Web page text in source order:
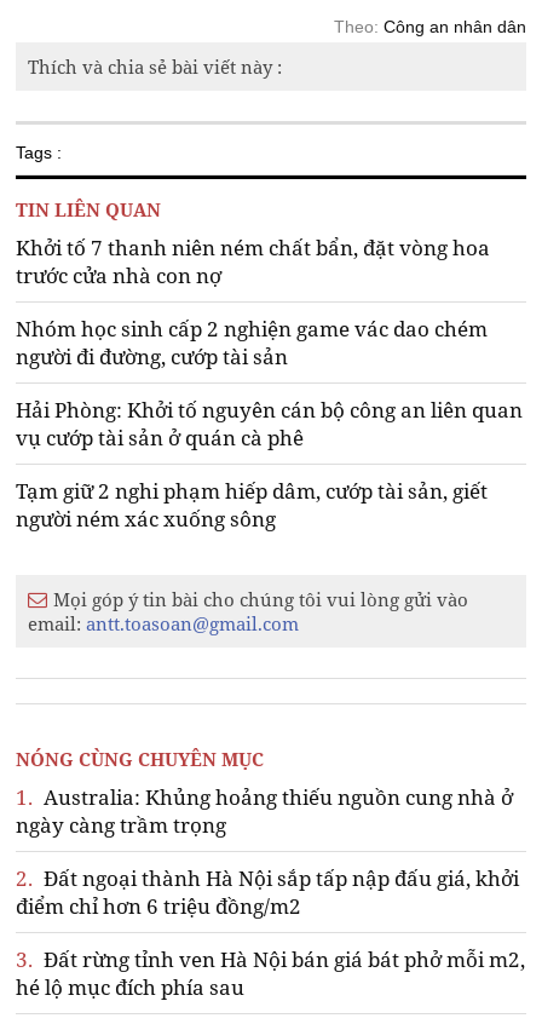
Theo: Công an nhân dân
Thích và chia sẻ bài viết này :
Tags :
TIN LIÊN QUAN
Khởi tố 7 thanh niên ném chất bẩn, đặt vòng hoa
trước cửa nhà con nợ
Nhóm học sinh cấp 2 nghiện game vác dao chém
người đi đường, cướp tài sản
Hải Phòng: Khởi tố nguyên cán bộ công an liên quan
vụ cướp tài sản ở quán cà phê
Tạm giữ 2 nghi phạm hiếp dâm, cướp tài sản, giết
người ném xác xuống sông
Mọi góp ý tin bài cho chúng tôi vui lòng gửi vào
email:antt.toasoan@gmail.com
NÓNG CÙNG CHUYÊN MỤC
1. Australia: Khủng hoảng thiếu nguồn cung nhà ở
ngày càng trầm trọng
2. Đất ngoại thành Hà Nội sắp tấp nập đấu giá, khởi
điểm chỉ hơn 6 triệu đồng/m2
3. Đất rừng tỉnh ven Hà Nội bán giá bát phở mỗi m2,
hé lộ mục đích phía sau